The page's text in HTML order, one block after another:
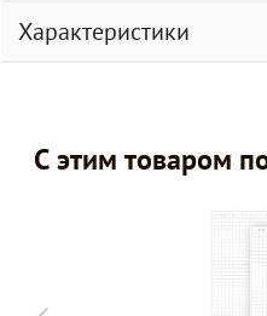
Характеристики
С этим товаром